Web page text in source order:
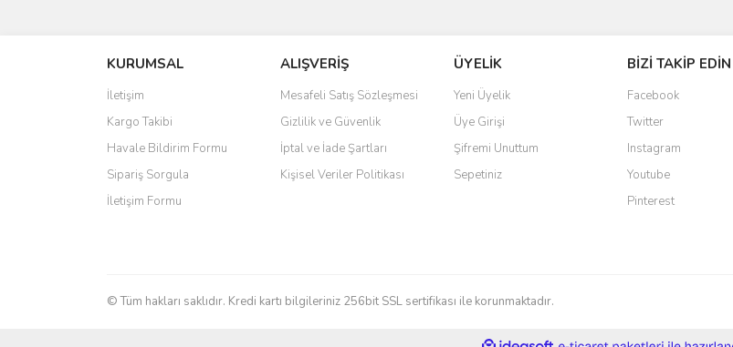
Ürün resmi kalitesiz, bozuk veya görüntülenemiyor.
Ürün açıklamasında eksik bilgiler bulunuyor.
Ürün bilgilerinde hatalar bulunuyor.
Ürün fiyatı diğer sitelerden daha pahalı.
Bu ürüne benzer farklı alternatifler olmalı.
KURUMSAL
İletişim
Kargo Takibi
Havale Bildirim Formu
Sipariş Sorgula
İletişim Formu
ALIŞVERİŞ
Mesafeli Satış Sözleşmesi
Gizlilik ve Güvenlik
İptal ve İade Şartları
Kişisel Veriler Politikası
ÜYELİK
Yeni Üyelik
Üye Girişi
Şifremi Unuttum
Sepetiniz
BİZİ TAKİP EDİN
Facebook
Twitter
Instagram
Youtube
Pinterest
© Tüm hakları saklıdır. Kredi kartı bilgileriniz 256bit SSL sertifikası ile korunmaktadır.